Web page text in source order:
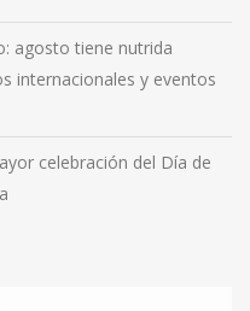
agosto tiene nutrida
internacionales y eventos
celebración del Día de